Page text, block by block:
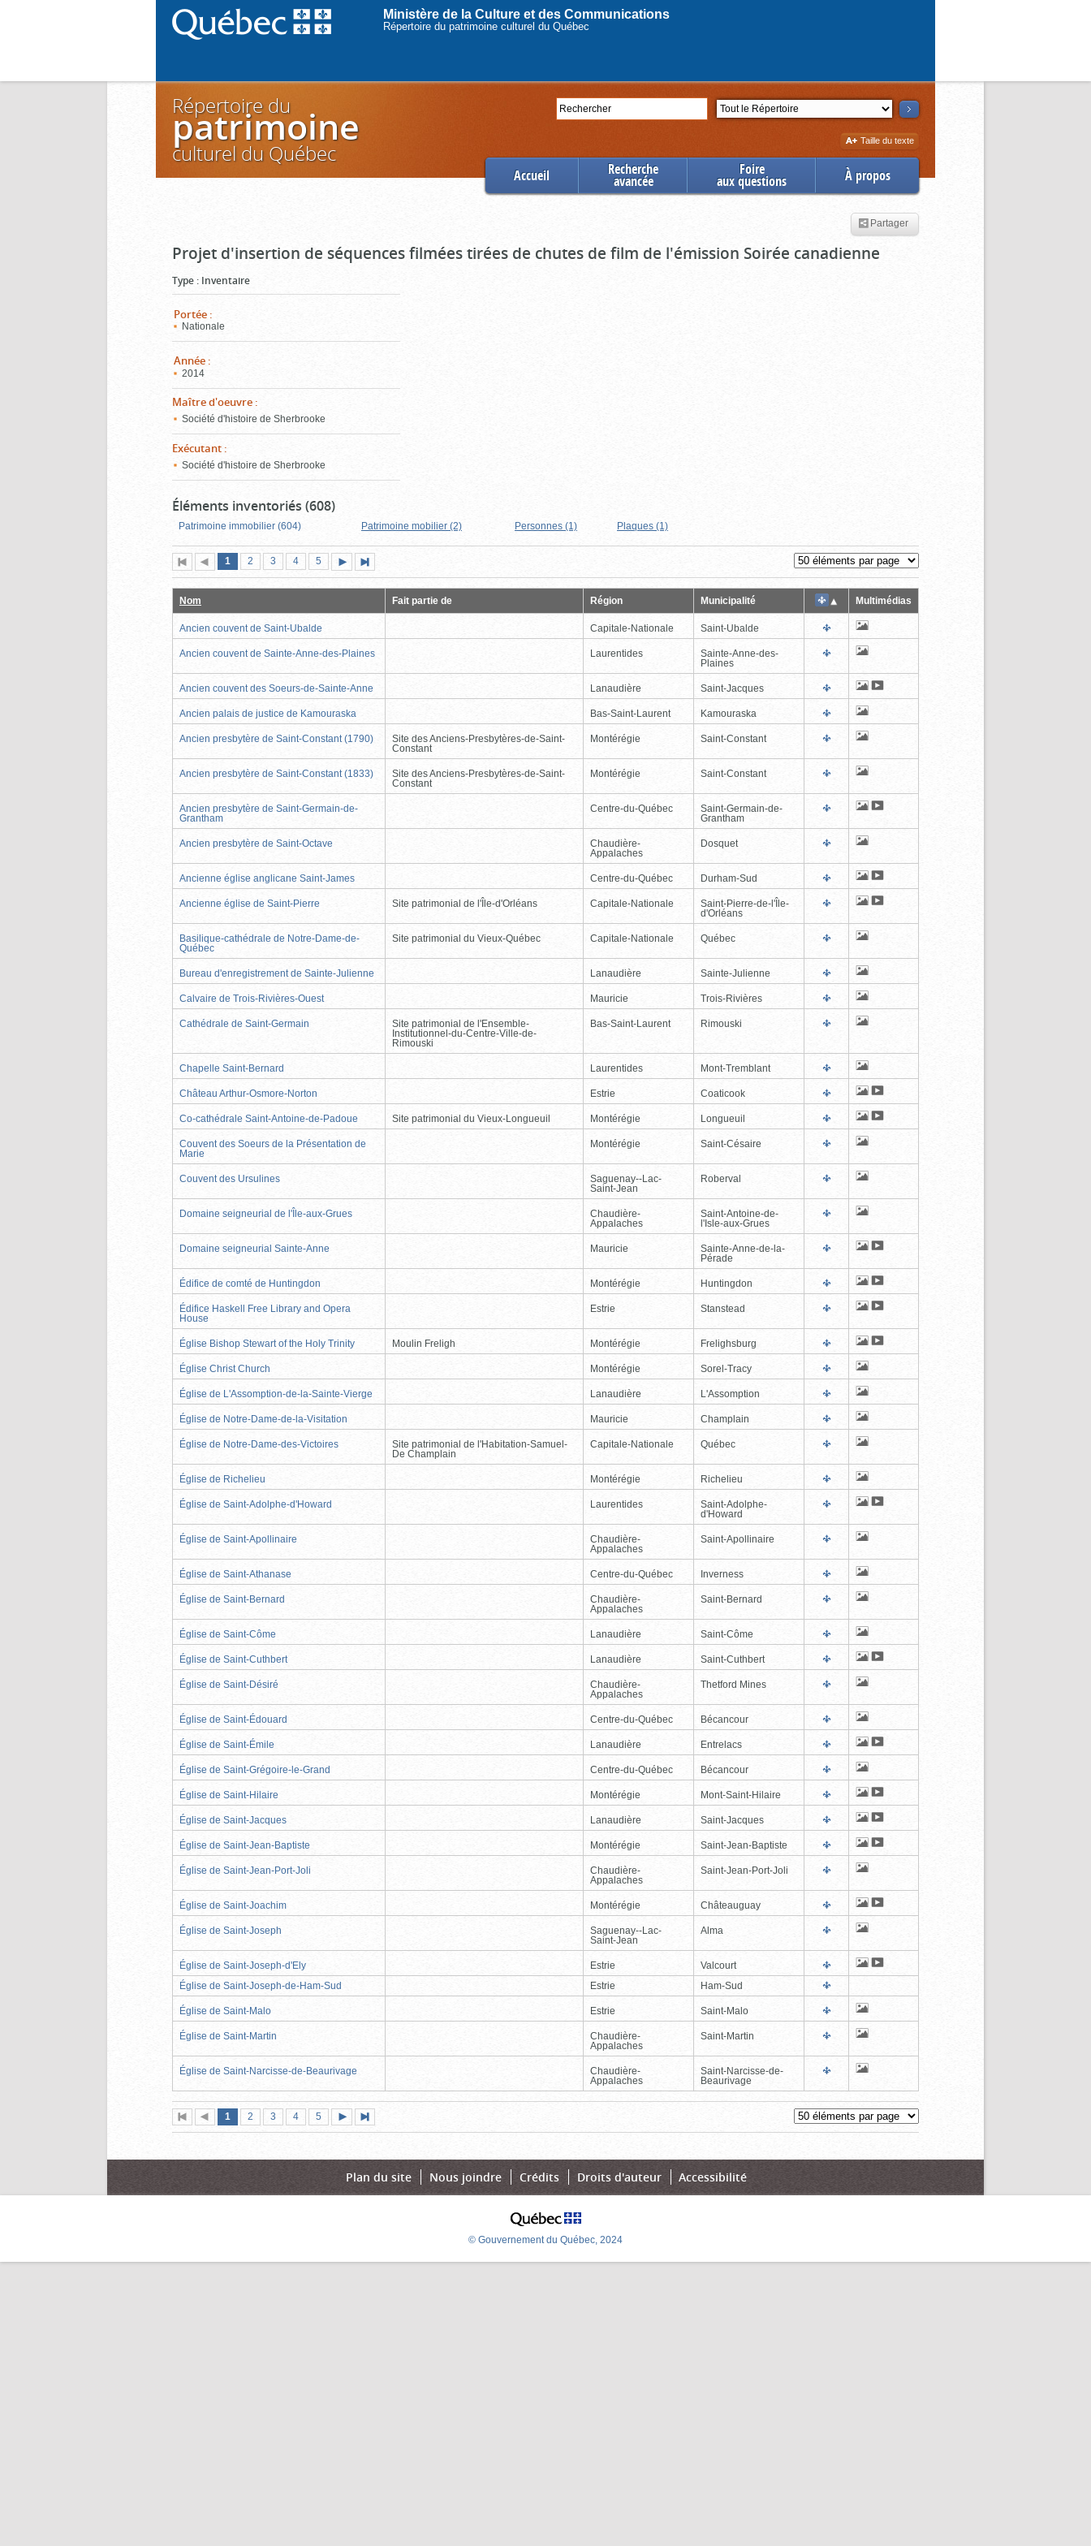
Ministère de la Culture et des Communications
Répertoire du patrimoine culturel du Québec
Rechercher Section
Augmenter
la
Taille du texte
Répertoire du
patrimoine
culturel du Québec
Accueil Recherche
avancée
Foire
aux questions À propos
Partager
Projet d'insertion de séquences filmées tirées de chutes de film de l'émission Soirée canadienne
Type : Inventaire
Portée :
Nationale
Année :
2014
Maître d'oeuvre :
Société d'histoire de Sherbrooke
Exécutant :
Société d'histoire de Sherbrooke
Éléments inventoriés (608)
Patrimoine immobilier (604) Patrimoine mobilier (2) Personnes (1) Plaques (1)
Première
page
Page
précédente
Page
1 (page
actuelle)
Page
2 Page
3 Page
4 Page
5
suivante
page
Nom Fait partie de Région Municipalité Multimédias
Ancien couvent de Saint-Ubalde Capitale-Nationale Saint-Ubalde
Ancien couvent de Sainte-Anne-des-Plaines Laurentides
Sainte-Anne-des-
Plaines
Ancien couvent des Soeurs-de-Sainte-Anne Lanaudière Saint-Jacques
Ancien palais de justice de Kamouraska Bas-Saint-Laurent Kamouraska
Ancien presbytère de Saint-Constant (1790)
Site des Anciens-Presbytères-de-Saint-
Constant
Montérégie Saint-Constant
Ancien presbytère de Saint-Constant (1833)
Site des Anciens-Presbytères-de-Saint-
Constant
Montérégie Saint-Constant
Ancien presbytère de Saint-Germain-de-
Grantham
Centre-du-Québec
Saint-Germain-de-
Grantham
Ancien presbytère de Saint-Octave
Chaudière-
Appalaches
Dosquet
Ancienne église anglicane Saint-James Centre-du-Québec Durham-Sud
Ancienne église de Saint-Pierre Site patrimonial de l'Île-d'Orléans Capitale-Nationale
Saint-Pierre-de-l'Île-
d'Orléans
Basilique-cathédrale de Notre-Dame-de-
Québec
Site patrimonial du Vieux-Québec Capitale-Nationale Québec
Bureau d'enregistrement de Sainte-Julienne Lanaudière Sainte-Julienne
Calvaire de Trois-Rivières-Ouest Mauricie Trois-Rivières
Cathédrale de Saint-Germain
Site patrimonial de l'Ensemble-
Institutionnel-du-Centre-Ville-de-
Rimouski
Bas-Saint-Laurent Rimouski
Chapelle Saint-Bernard Laurentides Mont-Tremblant
Château Arthur-Osmore-Norton Estrie Coaticook
Co-cathédrale Saint-Antoine-de-Padoue Site patrimonial du Vieux-Longueuil Montérégie Longueuil
Couvent des Soeurs de la Présentation de
Marie
Montérégie Saint-Césaire
Couvent des Ursulines
Saguenay--Lac-
Saint-Jean
Roberval
Domaine seigneurial de l'Île-aux-Grues
Chaudière-
Appalaches
Saint-Antoine-de-
l'Isle-aux-Grues
Domaine seigneurial Sainte-Anne Mauricie
Sainte-Anne-de-la-
Pérade
Édifice de comté de Huntingdon Montérégie Huntingdon
Édifice Haskell Free Library and Opera
House
Estrie Stanstead
Église Bishop Stewart of the Holy Trinity Moulin Freligh Montérégie Frelighsburg
Église Christ Church Montérégie Sorel-Tracy
Église de L'Assomption-de-la-Sainte-Vierge Lanaudière L'Assomption
Église de Notre-Dame-de-la-Visitation Mauricie Champlain
Église de Notre-Dame-des-Victoires
Site patrimonial de l'Habitation-Samuel-
De Champlain
Capitale-Nationale Québec
Église de Richelieu Montérégie Richelieu
Église de Saint-Adolphe-d'Howard Laurentides
Saint-Adolphe-
d'Howard
Église de Saint-Apollinaire
Chaudière-
Appalaches
Saint-Apollinaire
Église de Saint-Athanase Centre-du-Québec Inverness
Église de Saint-Bernard
Chaudière-
Appalaches
Saint-Bernard
Église de Saint-Côme Lanaudière Saint-Côme
Église de Saint-Cuthbert Lanaudière Saint-Cuthbert
Église de Saint-Désiré
Chaudière-
Appalaches
Thetford Mines
Église de Saint-Édouard Centre-du-Québec Bécancour
Église de Saint-Émile Lanaudière Entrelacs
Église de Saint-Grégoire-le-Grand Centre-du-Québec Bécancour
Église de Saint-Hilaire Montérégie Mont-Saint-Hilaire
Église de Saint-Jacques Lanaudière Saint-Jacques
Église de Saint-Jean-Baptiste Montérégie Saint-Jean-Baptiste
Église de Saint-Jean-Port-Joli
Chaudière-
Appalaches
Saint-Jean-Port-Joli
Église de Saint-Joachim Montérégie Châteauguay
Église de Saint-Joseph
Saguenay--Lac-
Saint-Jean
Alma
Église de Saint-Joseph-d'Ely Estrie
Valcourt
Église de Saint-Joseph-de-Ham-Sud
Estrie Ham-Sud
Église de Saint-Malo Estrie Saint-Malo
Église de Saint-Martin
Chaudière-
Appalaches
Saint-Martin
Église de Saint-Narcisse-de-Beaurivage
Chaudière-
Appalaches
Saint-Narcisse-de-
Beaurivage
Première
page
Page
précédente
Page
1 (page
actuelle)
Page
2 Page
3 Page
4 Page
5
suivante
page
Plan du site Nous joindre Crédits Droits d'auteur Accessibilité
© Gouvernement du Québec, 2024